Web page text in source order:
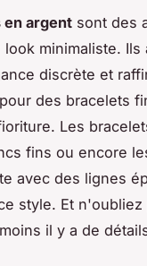
en argent sont des
minimaliste. Ils
discrète et
des bracelets
Les
fins ou encore
avec des lignes
style. Et n'oubliez
il y a de